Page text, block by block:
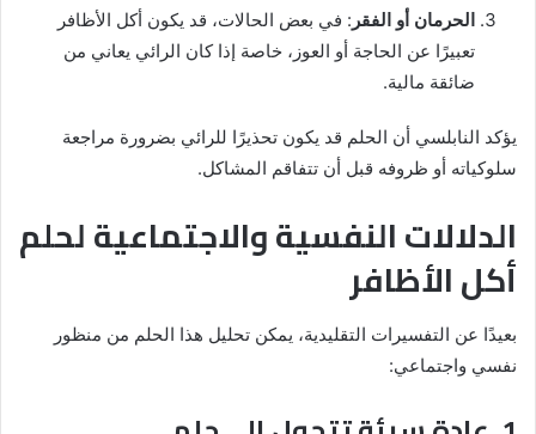
الحرمان أو الفقر : في بعض الحالات، قد يكون أكل الأظافر
تعبيرًا عن الحاجة أو العوز، خاصة إذا كان الرائي يعاني من
ضائقة مالية.
يؤكد النابلسي أن الحلم قد يكون تحذيرًا للرائي بضرورة مراجعة
سلوكياته أو ظروفه قبل أن تتفاقم المشاكل.
الدلالات النفسية والاجتماعية لحلم
أكل الأظافر
بعيدًا عن التفسيرات التقليدية، يمكن تحليل هذا الحلم من منظور
نفسي واجتماعي: